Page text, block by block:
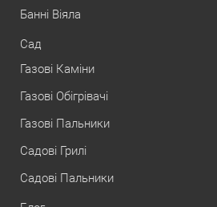
Банні Віяла
Сад
Газові Каміни
Газові Обігрівачі
Газові Пальники
Садові Грилі
Садові Пальники